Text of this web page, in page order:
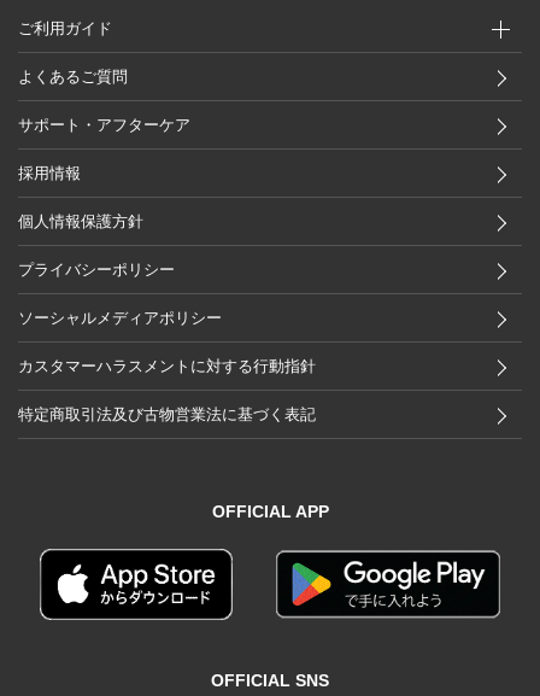
ご利用ガイド
よくあるご質問
サポート・アフターケア
採用情報
個人情報保護方針
プライバシーポリシー
ソーシャルメディアポリシー
カスタマーハラスメントに対する行動指針
特定商取引法及び古物営業法に基づく表記
OFFICIAL APP
OFFICIAL SNS